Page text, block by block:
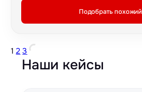
Подобрать похожий
1 2 3
Наши кейсы